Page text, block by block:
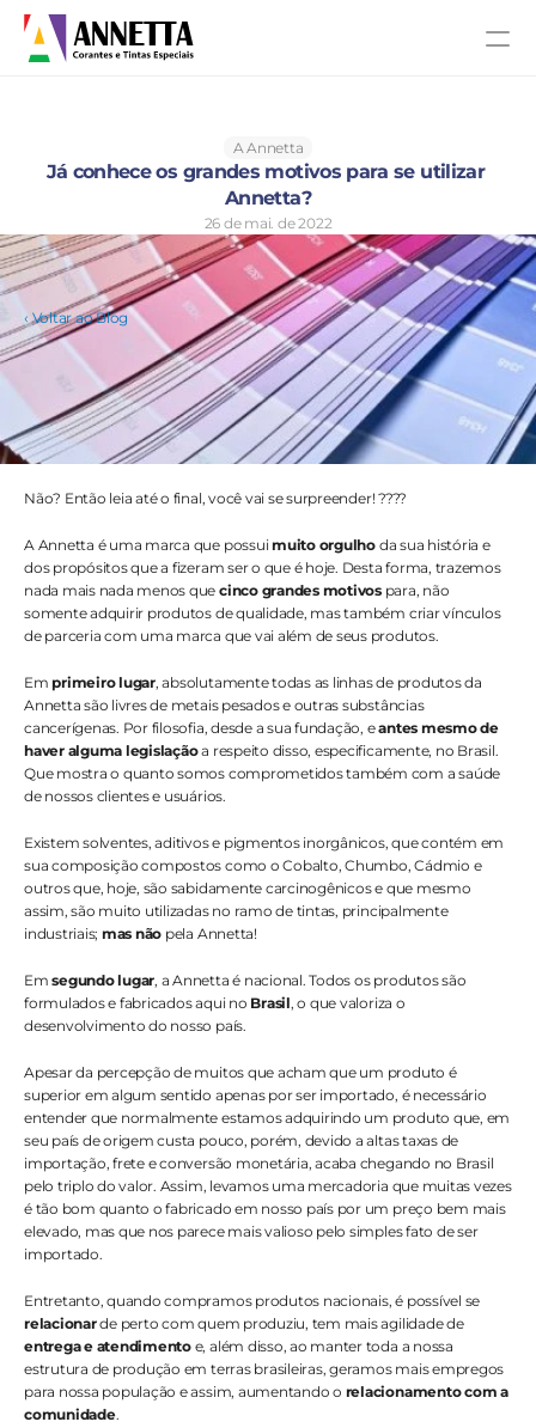
‹ Voltar ao Blog
A Annetta
Já conhece os grandes motivos para se utilizar
Annetta?
26 de mai. de 2022
Não? Então leia até o final, você vai se surpreender! ????
A Annetta é uma marca que possui muito orgulho da sua história e
dos propósitos que a fizeram ser o que é hoje. Desta forma, trazemos
nada mais nada menos que cinco grandes motivos para, não
somente adquirir produtos de qualidade, mas também criar vínculos
de parceria com uma marca que vai além de seus produtos.
Em primeiro lugar, absolutamente todas as linhas de produtos da
Annetta são livres de metais pesados e outras substâncias
cancerígenas. Por filosofia, desde a sua fundação, e antes mesmo de
haver alguma legislação a respeito disso, especificamente, no Brasil.
Que mostra o quanto somos comprometidos também com a saúde
de nossos clientes e usuários.
Existem solventes, aditivos e pigmentos inorgânicos, que contém em
sua composição compostos como o Cobalto, Chumbo, Cádmio e
outros que, hoje, são sabidamente carcinogênicos e que mesmo
assim, são muito utilizadas no ramo de tintas, principalmente
industriais; mas não pela Annetta!⠀
Em segundo lugar, a Annetta é nacional. Todos os produtos são
formulados e fabricados aqui no Brasil, o que valoriza o
desenvolvimento do nosso país.
Apesar da percepção de muitos que acham que um produto é
superior em algum sentido apenas por ser importado, é necessário
entender que normalmente estamos adquirindo um produto que, em
seu país de origem custa pouco, porém, devido a altas taxas de
importação, frete e conversão monetária, acaba chegando no Brasil
pelo triplo do valor. Assim, levamos uma mercadoria que muitas vezes
é tão bom quanto o fabricado em nosso país por um preço bem mais
elevado, mas que nos parece mais valioso pelo simples fato de ser
importado.⠀
relacionar
de perto com quem produziu, tem mais agilidade de
entrega e atendimento e, além disso, ao manter toda a nossa
estrutura de produção em terras brasileiras, geramos mais empregos
para nossa população e assim, aumentando o relacionamento com a
comunidade. ⠀⠀